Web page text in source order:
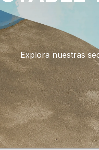
Trabajamos para